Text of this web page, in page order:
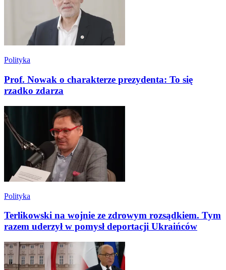
Polityka
Prof. Nowak o charakterze prezydenta: To się
rzadko zdarza
Polityka
Terlikowski na wojnie ze zdrowym rozsądkiem. Tym
razem uderzył w pomysł deportacji Ukraińców